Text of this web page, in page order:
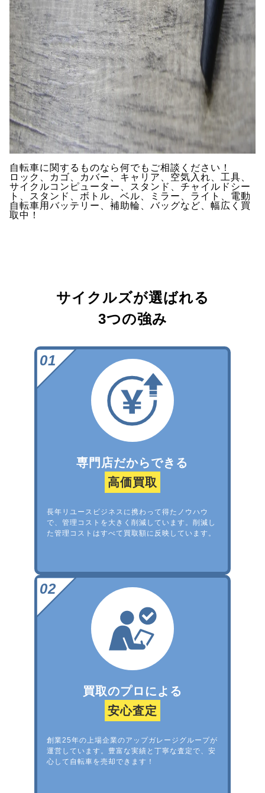
自転車に関するものなら何でもご相談ください！
ロック、カゴ、カバー、キャリア、空気入れ、工具、
サイクルコンピューター、スタンド、チャイルドシー
ト、スタンド、ボトル、ベル、ミラー、ライト、電動
自転車用バッテリー、補助輪、バッグなど、幅広く買
取中！
サイクルズが選ばれる
3つの強み
専門店だからできる
高価買取
長年リユースビジネスに携わって得たノウハウ
で、管理コストを大きく削減しています。削減し
た管理コストはすべて買取額に反映しています。
買取のプロによる
安心査定
創業25年の上場企業のアップガレージグループが
運営しています。豊富な実績と丁寧な査定で、安
心して自転車を売却できます！